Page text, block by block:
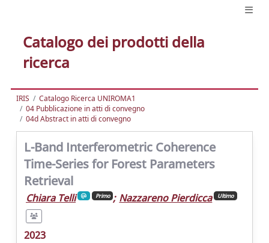
Catalogo dei prodotti della
ricerca
IRIS
Catalogo Ricerca UNIROMA1
04 Pubblicazione in atti di convegno
04d Abstract in atti di convegno
L-Band Interferometric Coherence
Time-Series for Forest Parameters
Retrieval
Chiara Telli Primo ; Nazzareno Pierdicca Ultimo
2023